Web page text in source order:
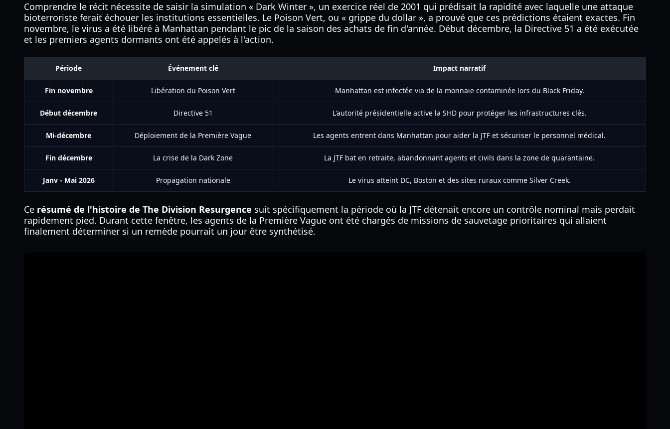
Comprendre le récit nécessite de saisir la simulation « Dark Winter », un exercice réel de 2001 qui prédisait la rapidité avec laquelle une attaque
bioterroriste ferait échouer les institutions essentielles. Le Poison Vert, ou « grippe du dollar », a prouvé que ces prédictions étaient exactes. Fin
novembre, le virus a été libéré à Manhattan pendant le pic de la saison des achats de fin d'année. Début décembre, la Directive 51 a été exécutée
et les premiers agents dormants ont été appelés à l'action.
Période Événement clé Impact narratif
Fin novembre Libération du Poison Vert Manhattan est infectée via de la monnaie contaminée lors du Black Friday.
Début décembre Directive 51 L'autorité présidentielle active la SHD pour protéger les infrastructures clés.
Mi-décembre Déploiement de la Première Vague Les agents entrent dans Manhattan pour aider la JTF et sécuriser le personnel médical.
Fin décembre La crise de la Dark Zone La JTF bat en retraite, abandonnant agents et civils dans la zone de quarantaine.
Janv - Mai 2026 Propagation nationale Le virus atteint DC, Boston et des sites ruraux comme Silver Creek.
Ce résumé de l'histoire de The Division Resurgence suit spécifiquement la période où la JTF détenait encore un contrôle nominal mais perdait
rapidement pied. Durant cette fenêtre, les agents de la Première Vague ont été chargés de missions de sauvetage prioritaires qui allaient
finalement déterminer si un remède pourrait un jour être synthétisé.